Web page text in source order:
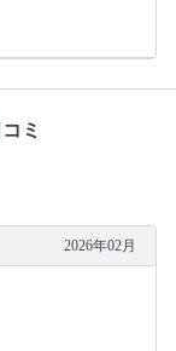
ミ
2026年02月